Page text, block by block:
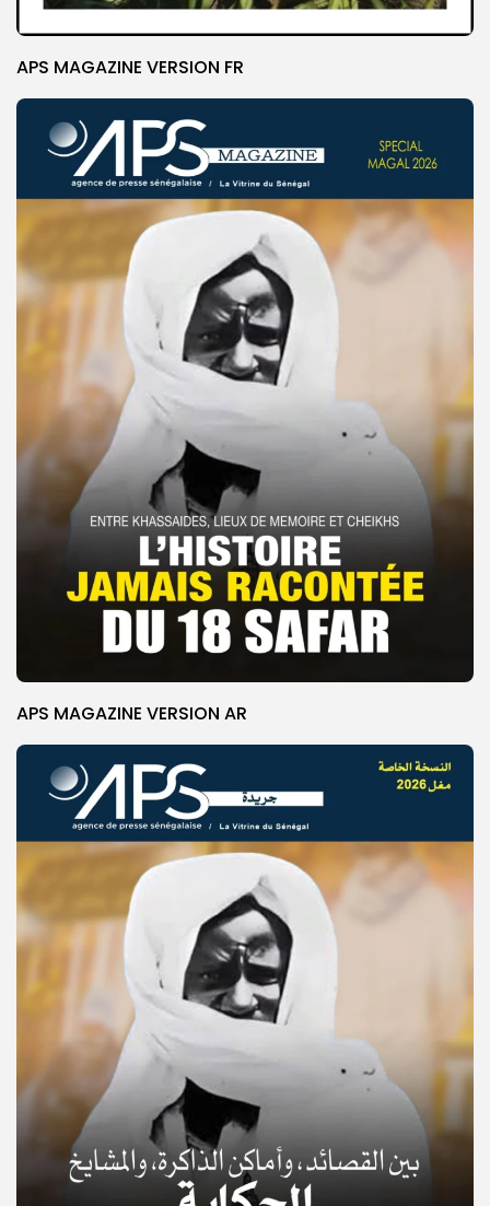
© Copyright 2025, APS
APS MAGAZINE VERSION FR
APS MAGAZINE VERSION AR